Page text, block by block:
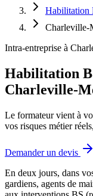
Habilitation
Charleville-
Intra-entreprise à
Habilitation
Charleville-
Le formateur vient à
vos risques métier
Demander un devis
En deux jours, dans
gardiens, agents de